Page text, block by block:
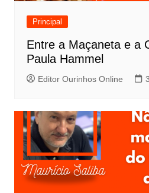
Principal
Entre a Maçaneta e a
Paula Hammel
Editor Ourinhos Online